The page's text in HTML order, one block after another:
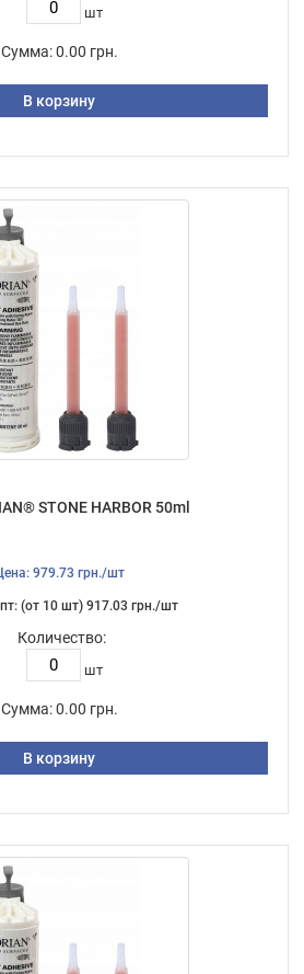
шт
Сумма: 0.00 грн.
В корзину
STONE HARBOR 50ml
979.73 грн./шт
(от 10 шт) 917.03 грн./шт
Количество:
шт
Сумма: 0.00 грн.
В корзину